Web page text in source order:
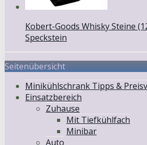
Kobert-Goods Whisky Steine
Speckstein
Seitenübersicht
Minikühlschrank Tipps &
Einsatzbereich
Zuhause
Mit Tiefkühlfach
Minibar
Auto